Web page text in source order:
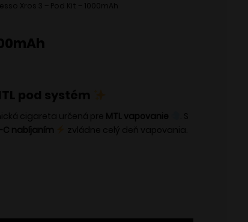
Xros 3 – Pod Kit – 1000mAh
pod systém
cigareta určená pre MTL vapovanie
. S
C nabíjaním zvládne celý deň vapovania.